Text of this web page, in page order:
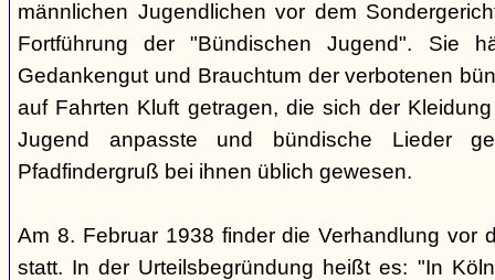
männlichen Jugendlichen vor dem
Fortführung der "Bündischen Jugend". Sie
Gedankengut und Brauchtum der verbotenen
auf Fahrten Kluft getragen, die sich der
Jugend anpasste und bündische Lieder
Pfadfindergruß bei ihnen üblich gewesen.
Am 8. Februar 1938 finder die Verhandlung vor
statt. In der Urteilsbegründung heißt es: "In